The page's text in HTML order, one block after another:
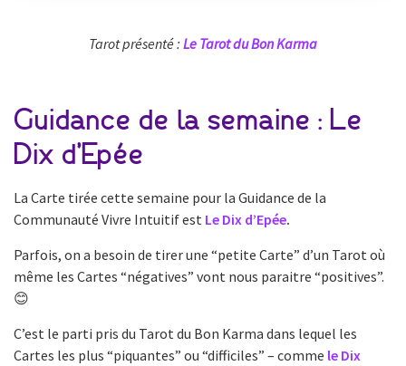
Tarot présenté : Le Tarot du Bon Karma
Guidance de la semaine : Le
Dix d’Epée
La Carte tirée cette semaine pour la Guidance de la
Communauté Vivre Intuitif est Le Dix d’Epée.
Parfois, on a besoin de tirer une “petite Carte” d’un Tarot où
même les Cartes “négatives” vont nous paraitre “positives”.
😊
C’est le parti pris du Tarot du Bon Karma dans lequel les
Cartes les plus “piquantes” ou “difficiles” – comme le Dix